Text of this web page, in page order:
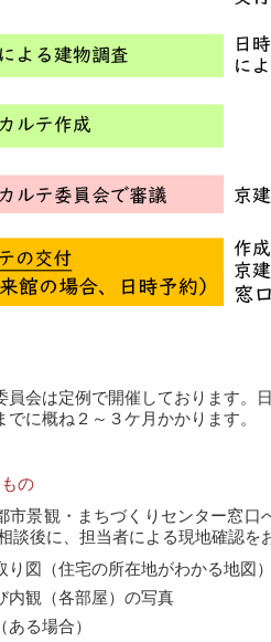
員会は定例で開催しております。
でに概ね２～３ケ月かかります。
の
市景観・まちづくりセンター窓
談後に、担当者による現地確認を
り図（住宅の所在地がわかる地図
内観（各部屋）の写真
ある場合）